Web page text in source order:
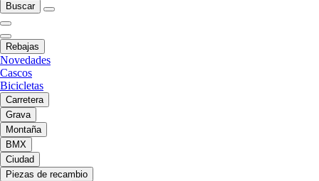
Buscar
Rebajas
Novedades
Cascos
Bicicletas
Carretera
Grava
Montaña
BMX
Ciudad
Piezas de recambio